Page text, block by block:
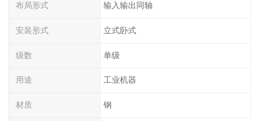
布局形式 输入输出同轴
安装形式 立式卧式
级数 单级
用途 工业机器
材质 钢